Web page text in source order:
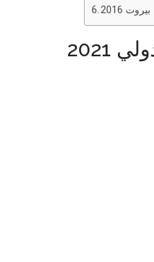
2016